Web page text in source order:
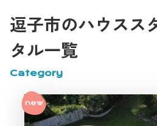
逗子市のハウスス
タル一覧
Category